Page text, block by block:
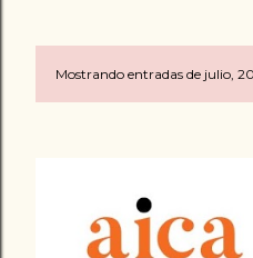
EMostrando entradas de julio,